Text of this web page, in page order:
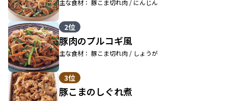
主な食材： 豚こま切れ肉 / にんじん
2位
豚肉のプルコギ風
主な食材： 豚こま切れ肉 / しょうが
3位
豚こまのしぐれ煮